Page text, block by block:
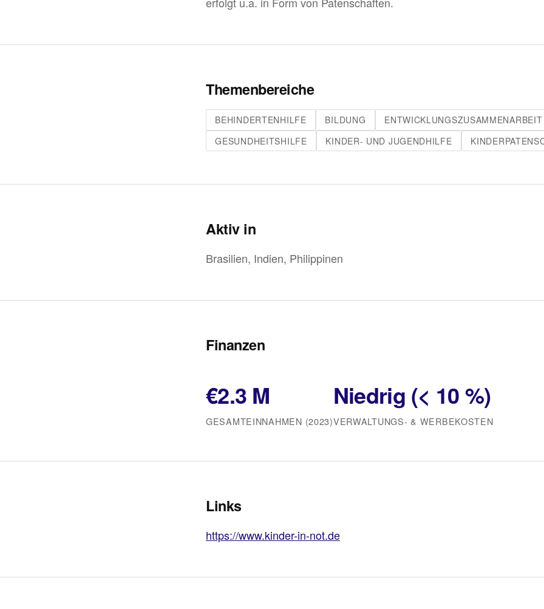
Themenbereiche
BEHINDERTENHILFE BILDUNG
ENTWICKLUNGSZUSAMMENARBEIT
GESUNDHEITSHILFE
KINDER- UND JUGENDHILFE
Aktiv in
Brasilien, Indien, Philippinen
Finanzen
€2.3 M
GESAMTEINNAHMEN (2023)
Niedrig (< 10 %)
VERWALTUNGS‑ & WERBEKOSTEN
Links
https://www.kinder-in-not.de